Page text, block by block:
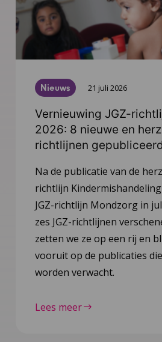
Nieuws 21 juli 2026
Vernieuwing JGZ-
2026: 8 nieuwe en
richtlijnen gepubliceerd
Na de publicatie van de
richtlijn
JGZ-richtlijn Mondzorg in
zes JGZ-richtlijnen
zetten we ze op een rij en
vooruit op de publicaties
worden verwacht.
Lees meer